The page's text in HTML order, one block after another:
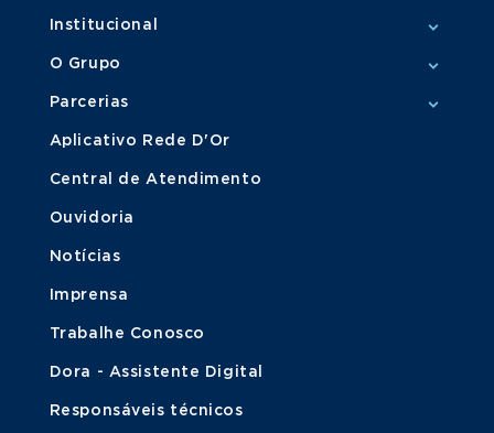
Institucional
O Grupo
Parcerias
Aplicativo Rede D'Or
Central de Atendimento
Ouvidoria
Notícias
Imprensa
Trabalhe Conosco
Dora - Assistente Digital
Responsáveis técnicos